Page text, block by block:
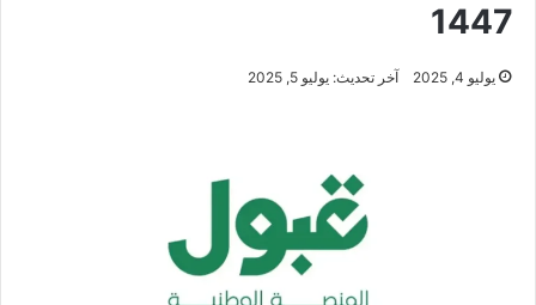
1447
يوليو 4, 2025 آخر تحديث: يوليو 5, 2025